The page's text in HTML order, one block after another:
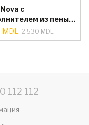
с
из пены
67x67x43 см
пепит
2 530 MDL
112 112